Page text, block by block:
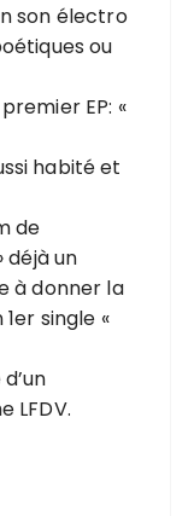
son électro
ou
EP: «
habité et
de
déjà un
à donner la
single «
LFDV.